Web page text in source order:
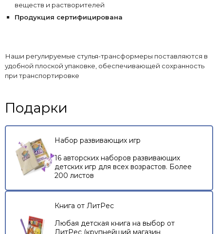
веществ и растворителей
Продукция сертифицирована
Наши регулируемые стулья-трансформеры поставляются в
удобной плоской упаковке, обеспечивающей сохранность
при транспортировке
Подарки
Набор развивающих игр
16 авторских наборов развивающих
детских игр для всех возрастов. Более
200 листов
Книга от ЛитРес
Любая детская книга на выбор от
ЛитРес (крупнейший магазин